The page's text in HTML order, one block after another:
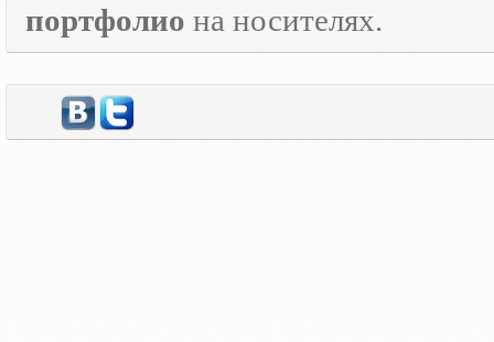
портфолио на носителях.